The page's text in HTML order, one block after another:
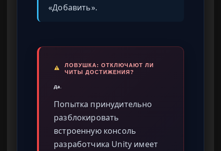
«Добавить».
ЛОВУШКА: ОТКЛЮЧАЮТ ЛИ
ЧИТЫ ДОСТИЖЕНИЯ?
Да.
Попытка принудительно
разблокировать
встроенную консоль
разработчика Unity имеет